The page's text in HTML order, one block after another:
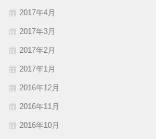
2017年4月
2017年3月
2017年2月
2017年1月
2016年12月
2016年11月
2016年10月